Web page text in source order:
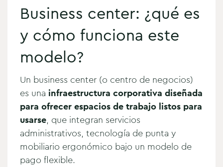
Business center: ¿qué es
y cómo funciona este
modelo?
Un business center (o centro de negocios)
es una infraestructura corporativa diseñada
para ofrecer espacios de trabajo listos para
usarse, que integran servicios
administrativos, tecnología de punta y
mobiliario ergonómico bajo un modelo de
pago flexible.